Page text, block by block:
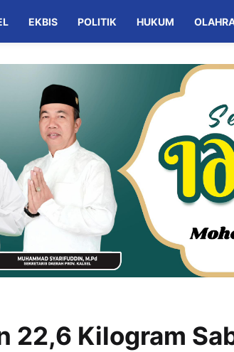
EKBIS POLITIK HUKUM
22,6 Kilogram